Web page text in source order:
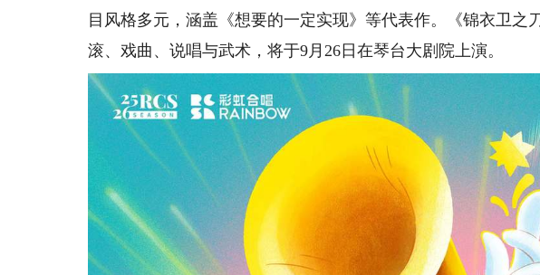
目风格多元，涵盖《想要的一定实现》等代表作。《锦衣卫之
滚、戏曲、说唱与武术，将于9月26日在琴台大剧院上演。